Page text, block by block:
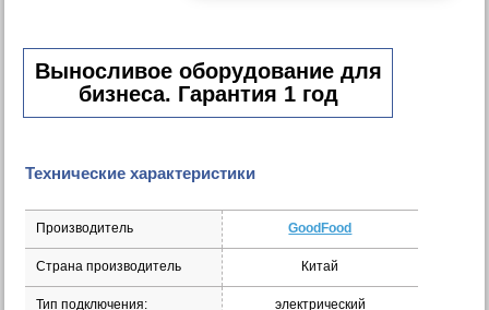
Выносливое оборудование для
бизнеса. Гарантия 1 год
Технические характеристики
Производитель GoodFood
Страна производитель Китай
Тип подключения: электрический